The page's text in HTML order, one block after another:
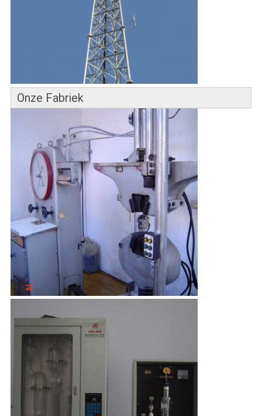
Onze Fabriek